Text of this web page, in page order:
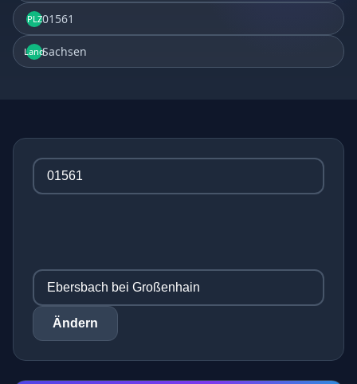
PLZ01561
LandSachsen
Ändern